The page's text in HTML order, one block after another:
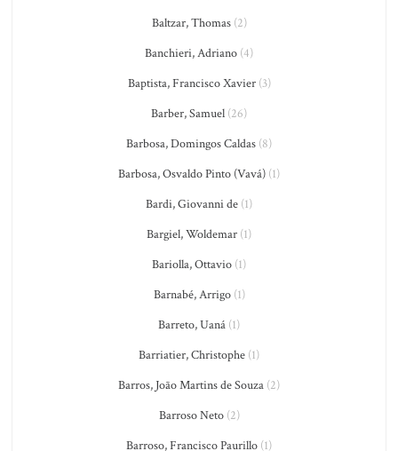
Baltzar, Thomas(2)
Banchieri, Adriano (4)
Baptista, Francisco Xavier(3)
Barber, Samuel (26)
Barbosa, Domingos Caldas (8)
Barbosa, Osvaldo Pinto (Vavá) (1)
Bardi, Giovanni de (1)
Bargiel, Woldemar (1)
Bariolla, Ottavio (1)
Barnabé, Arrigo(1)
Barreto, Uaná (1)
Barriatier, Christophe (1)
Barros, João Martins de Souza (2)
Barroso Neto(2)
Barroso, Francisco Paurillo (1)